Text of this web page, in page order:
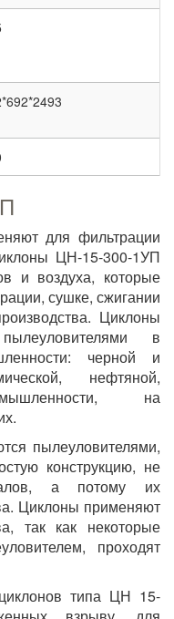
для фильтрации
ЦН-15-300-1УП
и воздуха, которые
сушке, сжигании
Циклоны
в
черной и
нефтяной,
на
пылеуловителями,
конструкцию, не
а потому их
Циклоны применяют
так как некоторые
проходят
типа ЦН 15-